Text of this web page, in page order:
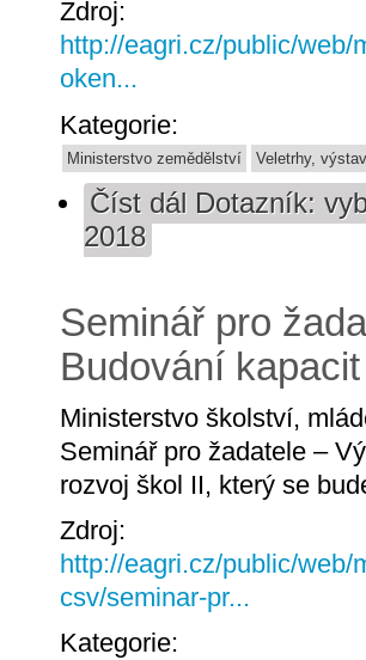
Zdroj:
http://eagri.cz/public/web/
oken...
Kategorie:
Ministerstvo zemědělství Veletrhy,
Číst dál Dotazník:
2018
Seminář pro
Budování
Ministerstvo školství,
Seminář pro žadatele –
rozvoj škol II, který se
Zdroj:
http://eagri.cz/public/web/
csv/seminar-pr...
Kategorie: